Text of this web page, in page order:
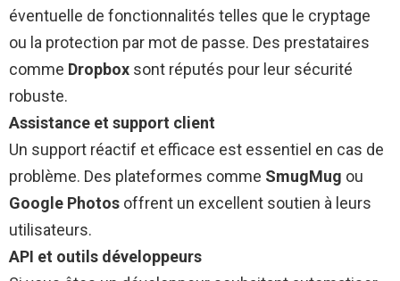
éventuelle de fonctionnalités telles que le cryptage
ou la protection par mot de passe. Des prestataires
comme Dropbox sont réputés pour leur sécurité
robuste.
Assistance et support client
Un support réactif et efficace est essentiel en cas de
problème. Des plateformes comme SmugMug ou
Google Photos offrent un excellent soutien à leurs
utilisateurs.
API et outils développeurs